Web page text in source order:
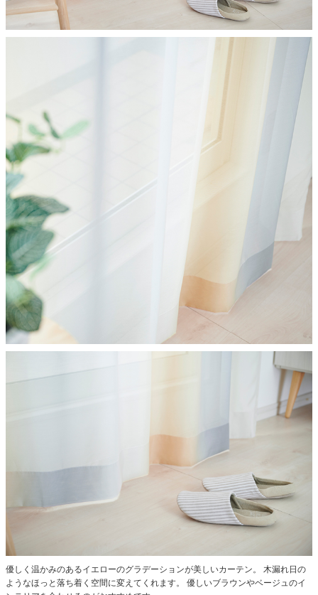
優しく温かみのあるイエローのグラデーションが美しいカーテン。
木漏れ日の
ようなほっと落ち着く空間に変えてくれます。
優しいブラウンやベージュのイ